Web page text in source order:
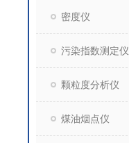
密度仪
污染指数测定仪
颗粒度分析仪
煤油烟点仪